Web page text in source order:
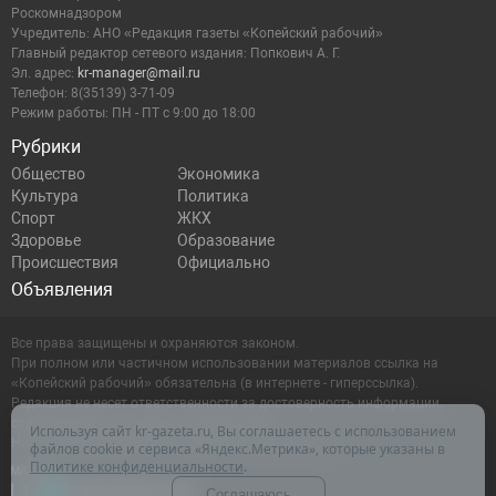
Рубрики
Общество
Экономика
Культура
Политика
Спорт
ЖКХ
Здоровье
Образование
Происшествия
Официально
Объявления
Роскомнадзором
Учредитель: АНО «Редакция газеты «Копейский рабочий»
Главный редактор сетевого издания: Попкович А. Г.
Эл. адрес: kr-manager@mail.ru
Телефон: 8(35139) 3-71-09
Режим работы: ПН - ПТ с 9:00 до 18:00
Все права защищены и охраняются законом.
При полном или частичном использовании материалов ссылка на
«Копейский рабочий» обязательна (в интернете - гиперссылка).
Редакция не несет ответственности за достоверность информации,
содержащейся в рекламных объявлениях.
Настоящий ресурс может содержать материалы 16+
Используя сайт kr-gazeta.ru, Вы соглашаетесь с использованием
файлов cookie и сервиса «Яндекс.Метрика», которые указаны в
Политике конфиденциальности.